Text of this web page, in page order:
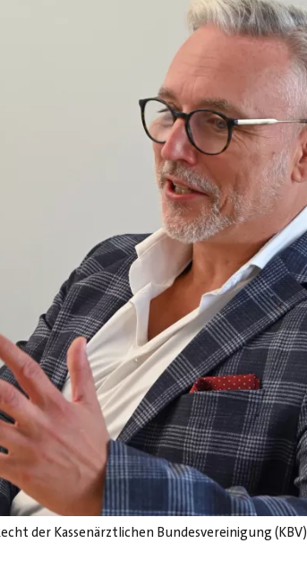
der Kassenärztlichen Bundesvereinigung (KBV)